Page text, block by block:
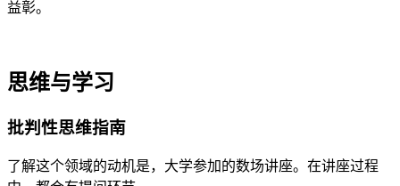
益彰。
思维与学习
批判性思维指南
了解这个领域的动机是，大学参加的数场讲座。在讲座过程